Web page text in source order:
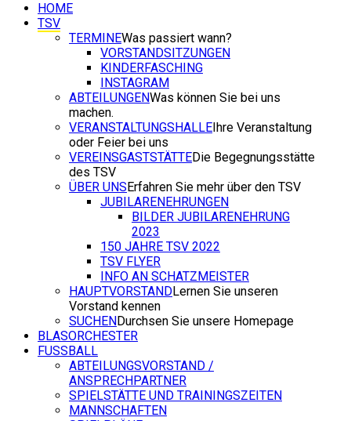
HOME
TSV
TERMINEWas passiert wann?
VORSTANDSITZUNGEN
KINDERFASCHING
INSTAGRAM
ABTEILUNGENWas können Sie bei uns
machen.
VERANSTALTUNGSHALLE Ihre Veranstaltung
oder Feier bei uns
VEREINSGASTSTÄTTEDie Begegnungsstätte
des TSV
ÜBER UNS Erfahren Sie mehr über den TSV
JUBILARENEHRUNGEN
BILDER JUBILARENEHRUNG
2023
150 JAHRE TSV 2022
TSV FLYER
INFO AN SCHATZMEISTER
HAUPTVORSTANDLernen Sie unseren
Vorstand kennen
SUCHEN Durchsen Sie unsere Homepage
BLASORCHESTER
FUSSBALL
ABTEILUNGSVORSTAND /
ANSPRECHPARTNER
SPIELSTÄTTE UND TRAININGSZEITEN
MANNSCHAFTEN